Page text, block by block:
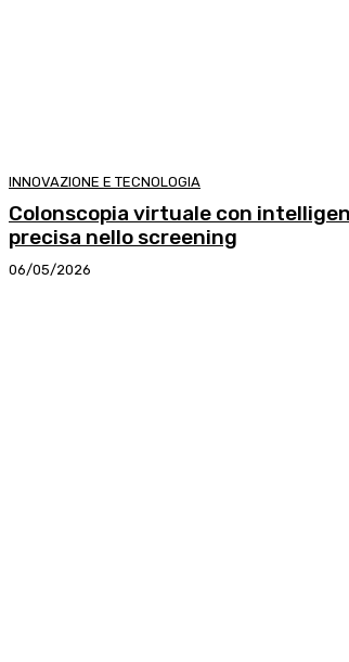
INNOVAZIONE E TECNOLOGIA
Colonscopia virtuale con
precisa nello screening
06/05/2026